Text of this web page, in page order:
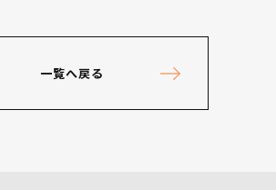
一覧へ戻る